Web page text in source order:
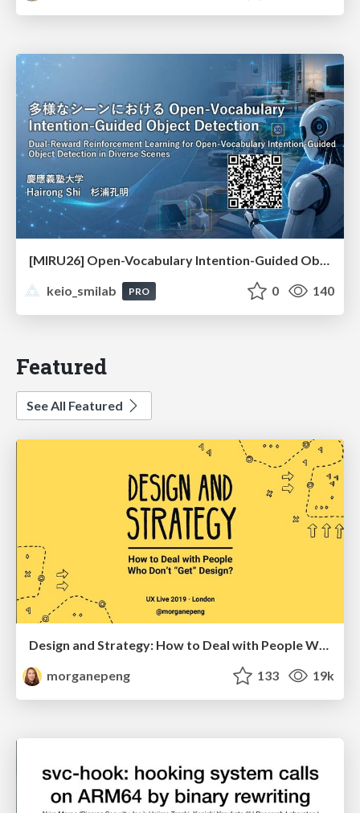
keio_smilab
PRO 0 140
Featured
See All Featured
Design and Strategy: How to Deal with People Who Don’t "Get" Design
morganepeng
133 19k